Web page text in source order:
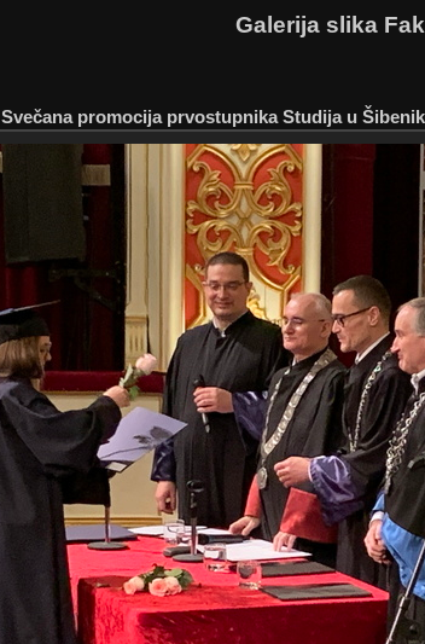
Galerija slika
Svečana promocija prvostupnika Studija u